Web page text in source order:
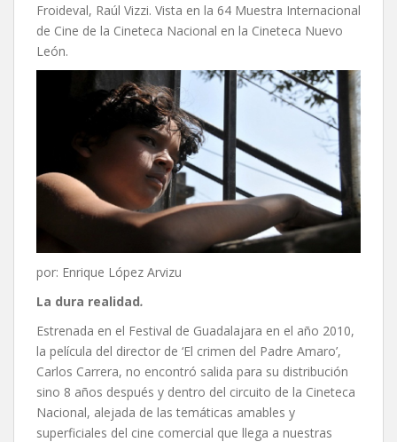
Froideval, Raúl Vizzi. Vista en la 64 Muestra Internacional
de Cine de la Cineteca Nacional en la Cineteca Nuevo
León.
por: Enrique López Arvizu
La dura realidad.
Estrenada en el Festival de Guadalajara en el año 2010,
la película del director de ‘El crimen del Padre Amaro’,
Carlos Carrera, no encontró salida para su distribución
sino 8 años después y dentro del circuito de la Cineteca
Nacional, alejada de las temáticas amables y
superficiales del cine comercial que llega a nuestras